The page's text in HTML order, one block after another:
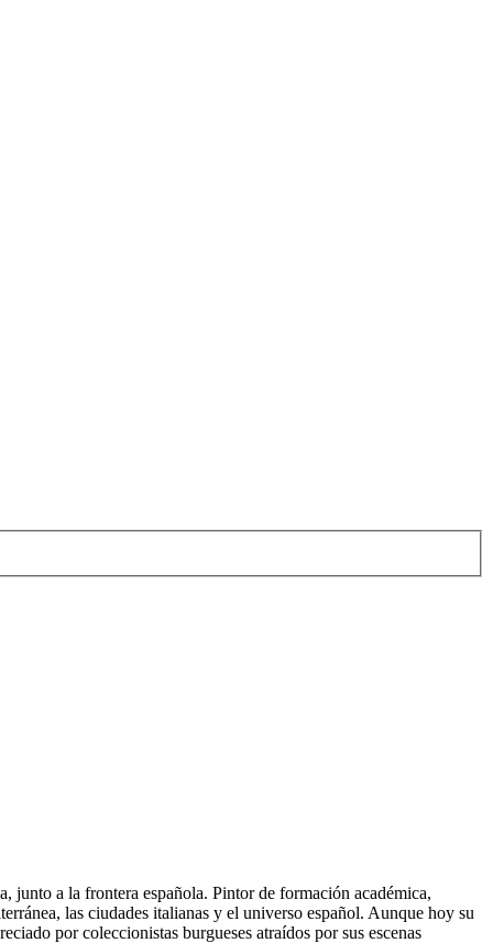
junto a la frontera española. Pintor de formación académica,
las ciudades italianas y el universo español. Aunque hoy su
por coleccionistas burgueses atraídos por sus escenas